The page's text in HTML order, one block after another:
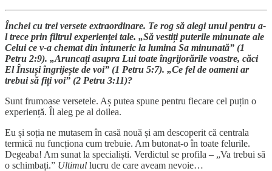
Închei cu trei versete extraordinare. Te rog să alegi unul pentru a-
l trece prin filtrul experienței tale. „Să vestiți puterile minunate ale
Celui ce v-a chemat din întuneric la lumina Sa minunată” (1
Petru 2:9). „Aruncați asupra Lui toate îngrijorările voastre, căci
El Însuși îngrijește de voi” (1 Petru 5:7). „Ce fel de oameni ar
trebui să fiți voi” (2 Petru 3:11)?
Sunt frumoase versetele. Aș putea spune pentru fiecare cel puțin o
experiență. Îl aleg pe al doilea.
Eu și soția ne mutasem în casă nouă și am descoperit că centrala
termică nu funcționa cum trebuie. Am butonat-o în toate felurile.
Degeaba! Am sunat la specialiști. Verdictul se profila – „Va trebui să
o schimbați.” Ultimul lucru de care aveam nevoie…